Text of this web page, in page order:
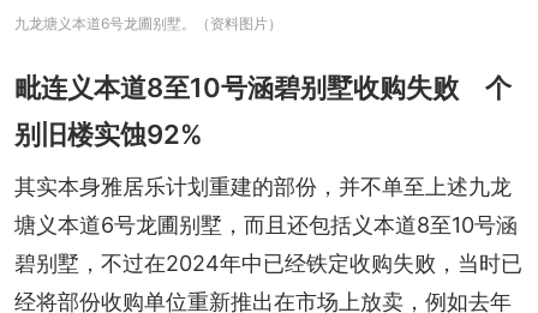
九龙塘义本道6号龙圃别墅。（资料图片）
毗连义本道8至10号涵碧别墅收购失败 个
别旧楼实蚀92%
其实本身雅居乐计划重建的部份，并不单至上述九龙
塘义本道6号龙圃别墅，而且还包括义本道8至10号涵
碧别墅，不过在2024年中已经铁定收购失败，当时已
经将部份收购单位重新推出在市场上放卖，例如去年